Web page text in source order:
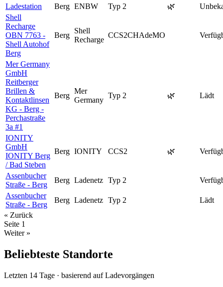
Ladestation Berg ENBW Typ 2 🌿
Shell
Recharge
OBN 7763 -
Shell Autohof
Berg
Berg
Shell
Recharge
CCS2CHAdeMO
Mer Germany
GmbH
Reitberger
Brillen &
Kontaktlinsen
KG - Berg -
Perchastraße
3a #1
Berg
Mer
Germany
Typ 2 🌿 Lädt
IONITY
GmbH
IONITY Berg
/ Bad Steben
Berg IONITY CCS2 🌿
Assenbucher
Straße - Berg
Berg Ladenetz Typ 2
Assenbucher
Straße - Berg
Berg Ladenetz Typ 2
Lädt
« Zurück
Seite 1
Weiter »
Beliebteste Standorte
Letzten 14 Tage · basierend auf Ladevorgängen